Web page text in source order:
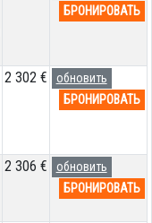
БРОНИРОВАТЬ
2 302 €
обновить
БРОНИРОВАТЬ
2 306 €
обновить
БРОНИРОВАТЬ